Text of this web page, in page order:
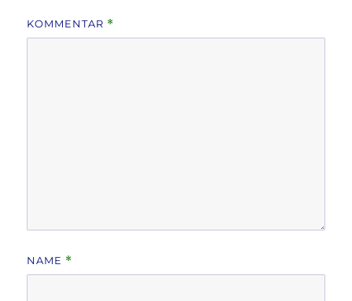
KOMMENTAR *
NAME *